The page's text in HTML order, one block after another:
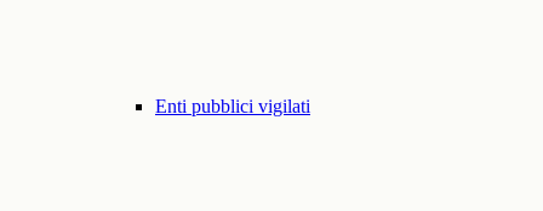
Enti pubblici vigilati